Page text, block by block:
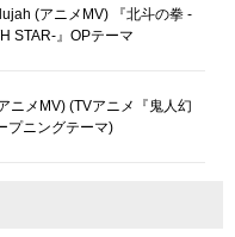
(アニメMV) 『北斗の拳 -
STAR-』OPテーマ
ニメMV) (TVアニメ『鬼人幻
プニングテーマ)